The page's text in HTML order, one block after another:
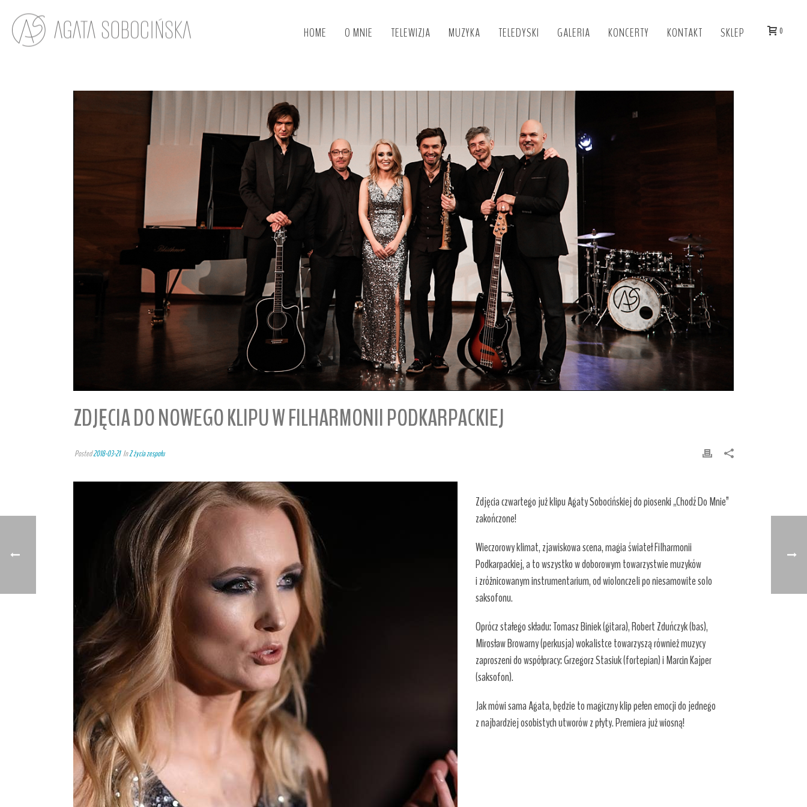
HOME O MNIE TELEWIZJA MUZYKA TELEDYSKI GALERIA KONCERTY KONTAKT SKLEP 0
ZDJĘCIA DO NOWEGO KLIPU W FILHARMONII PODKARPACKIEJ
Posted2018-03-21 InZ życia zespołu
Zdjęcia czwartego już klipu Agaty Sobocińskiej do piosenki „Chodź Do Mnie”
zakończone!
Wieczorowy klimat, zjawiskowa scena, magia świateł Filharmonii
Podkarpackiej, a to wszystko w doborowym towarzystwie muzyków
i zróżnicowanym instrumentarium, od wiolonczeli po niesamowite solo
saksofonu.
Oprócz stałego składu: Tomasz Biniek (gitara), Robert Zduńczyk (bas),
Mirosław Browarny (perkusja) wokalistce towarzyszą również muzycy
zaproszeni do współpracy: Grzegorz Stasiuk (fortepian) i Marcin Kajper
(saksofon).
Jak mówi sama Agata, będzie to magiczny klip pełen emocji do jednego
z najbardziej osobistych utworów z płyty. Premiera już wiosną!